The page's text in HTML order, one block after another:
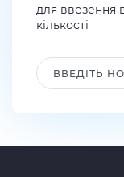
для ввезення
кількості